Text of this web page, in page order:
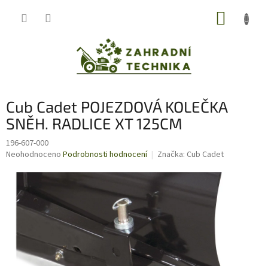
Cub Cadet POJEZDOVÁ KOLEČKA
SNĚH. RADLICE XT 125CM
196-607-000
Průměrné
hvězdiček.
Neohodnoceno Podrobnosti hodnocení Značka: Cub Cadet